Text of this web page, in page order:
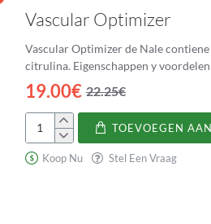
Vascular Optimizer
Vascular Optimizer de Nale
19.00€ 22.25€
Vascular
Optimizer
TOEVOEGEN
Koop Nu Stel Een Vraag